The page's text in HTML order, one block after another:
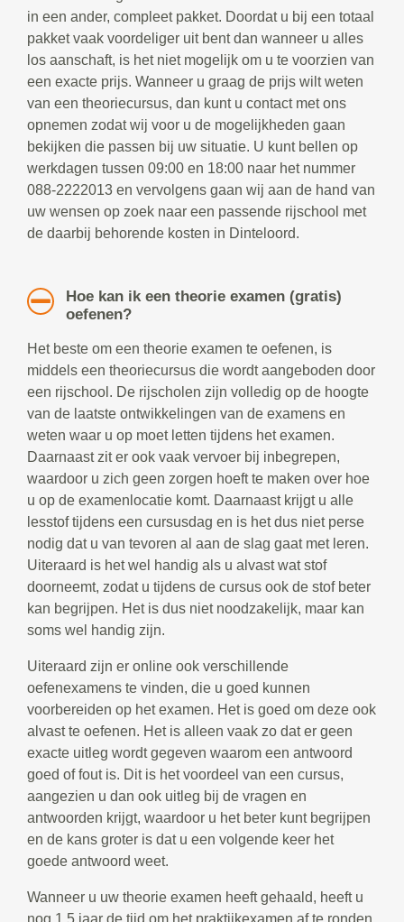
in een ander, compleet pakket. Doordat u bij een totaal
pakket vaak voordeliger uit bent dan wanneer u alles
los aanschaft, is het niet mogelijk om u te voorzien van
een exacte prijs. Wanneer u graag de prijs wilt weten
van een theoriecursus, dan kunt u contact met ons
opnemen zodat wij voor u de mogelijkheden gaan
bekijken die passen bij uw situatie. U kunt bellen op
werkdagen tussen 09:00 en 18:00 naar het nummer
088-2222013 en vervolgens gaan wij aan de hand van
uw wensen op zoek naar een passende rijschool met
de daarbij behorende kosten in Dinteloord.
Hoe kan ik een theorie examen (gratis)
oefenen?
Het beste om een theorie examen te oefenen, is
middels een theoriecursus die wordt aangeboden door
een rijschool. De rijscholen zijn volledig op de hoogte
van de laatste ontwikkelingen van de examens en
weten waar u op moet letten tijdens het examen.
Daarnaast zit er ook vaak vervoer bij inbegrepen,
waardoor u zich geen zorgen hoeft te maken over hoe
u op de examenlocatie komt. Daarnaast krijgt u alle
lesstof tijdens een cursusdag en is het dus niet perse
nodig dat u van tevoren al aan de slag gaat met leren.
Uiteraard is het wel handig als u alvast wat stof
doorneemt, zodat u tijdens de cursus ook de stof beter
kan begrijpen. Het is dus niet noodzakelijk, maar kan
soms wel handig zijn.
Uiteraard zijn er online ook verschillende
oefenexamens te vinden, die u goed kunnen
voorbereiden op het examen. Het is goed om deze ook
alvast te oefenen. Het is alleen vaak zo dat er geen
exacte uitleg wordt gegeven waarom een antwoord
goed of fout is. Dit is het voordeel van een cursus,
aangezien u dan ook uitleg bij de vragen en
antwoorden krijgt, waardoor u het beter kunt begrijpen
en de kans groter is dat u een volgende keer het
goede antwoord weet.
Wanneer u uw theorie examen heeft gehaald, heeft u